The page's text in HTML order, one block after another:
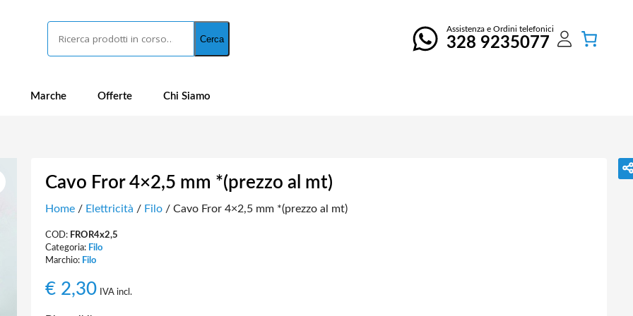
Cerca
Assistenza e Ordini telefonici
328 9235077
Marche Offerte Chi Siamo
Cavo Fror 4×2,5 mm *(prezzo al mt)
Home/ Elettricità / Filo/ Cavo Fror 4×2,5 mm *(prezzo al mt)
COD: FROR4x2,5
Categoria: Filo
Marchio: Filo
€2,30 IVA incl.